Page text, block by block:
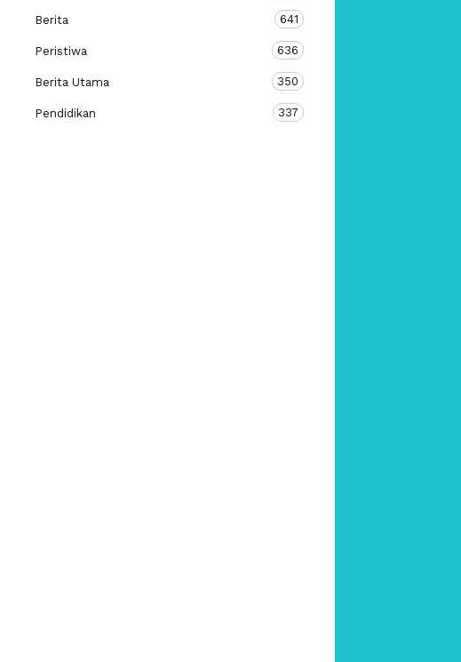
Berita 641
Peristiwa 636
Berita Utama 350
Pendidikan 337